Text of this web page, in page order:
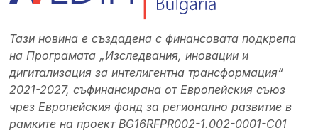
Тази новина е създадена с финансовата подкрепа
на Програмата „Изследвания, иновации и
дигитализация за интелигентна трансформация“
2021-2027, съфинансирана от Европейския съюз
чрез Европейския фонд за регионално развитие в
рамките на проект BG16RFPR002-1.002-0001-C01